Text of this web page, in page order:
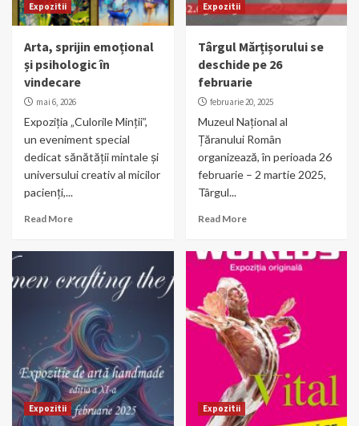
Expozitii
Arta, sprijin emoțional
și psihologic în
vindecare
mai 6, 2026
Expoziția „Culorile Minții”,
un eveniment special
dedicat sănătății mintale și
universului creativ al micilor
pacienți,...
Read More
Expozitii
Târgul Mărțișorului se
deschide pe 26
februarie
februarie 20, 2025
Muzeul Național al
Țăranului Român
organizează, în perioada 26
februarie – 2 martie 2025,
Târgul...
Read More
Expozitii Expozitii